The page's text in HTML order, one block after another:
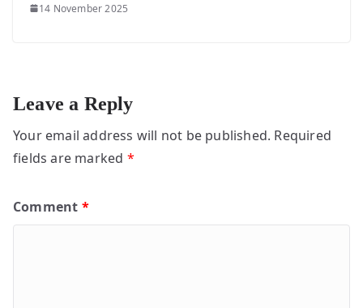
14 November 2025
Leave a Reply
Your email address will not be published. Required
fields are marked *
Comment *